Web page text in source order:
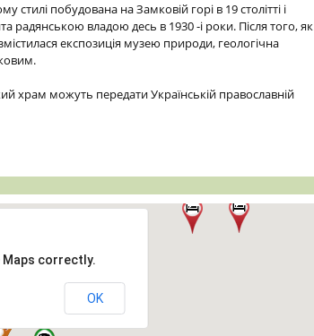
побудована на Замковій горі в 19 столітті і
радянською владою десь в 1930 -і роки. Після того, як
експозиція музею природи, геологічна
можуть передати Українській православній
Maps correctly.
OK